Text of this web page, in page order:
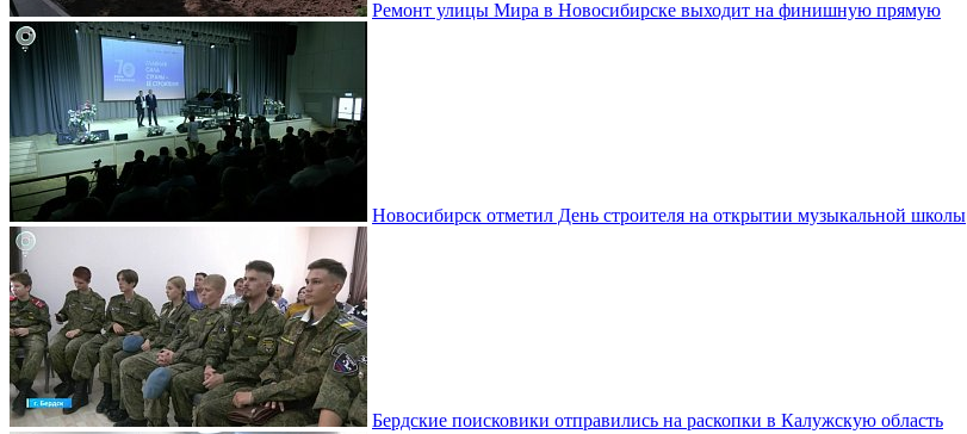
Ремонт улицы Мира в Новосибирске выходит на финишную прямую
Новосибирск отметил День строителя на открытии музыкальной школы
Бердские поисковики отправились на раскопки в Калужскую область